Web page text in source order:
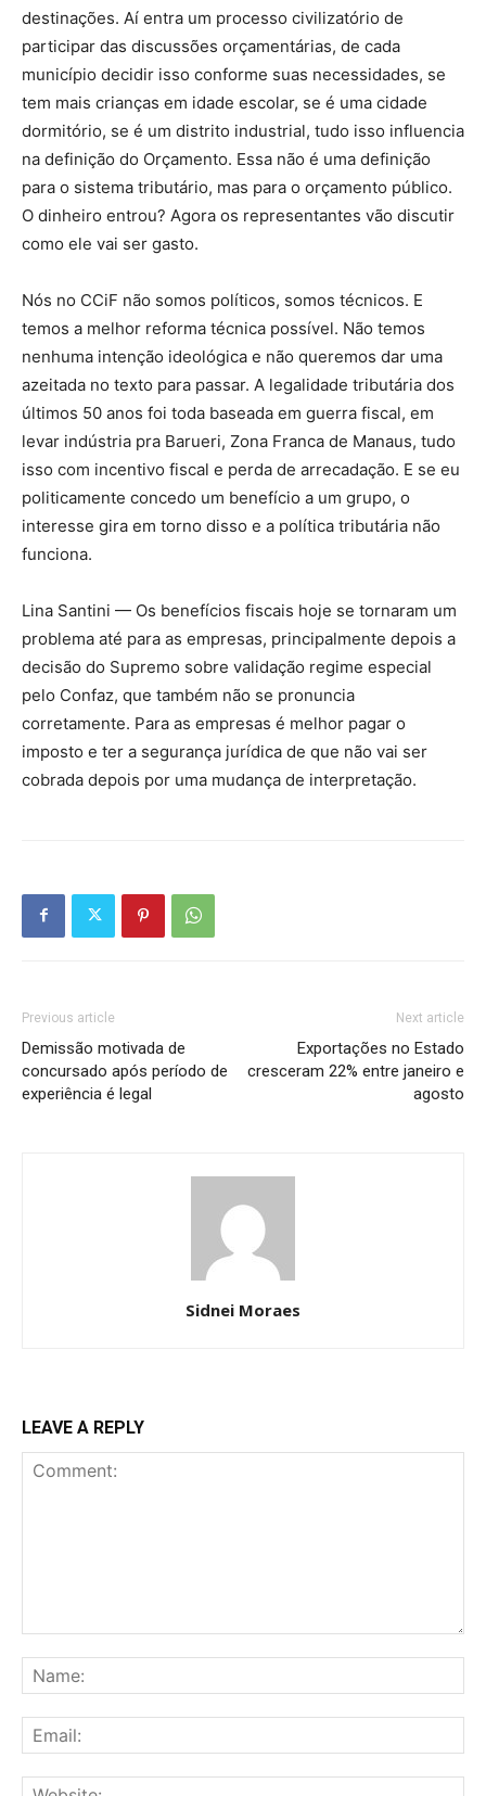
destinações. Aí entra um processo civilizatório de
participar das discussões orçamentárias, de cada
município decidir isso conforme suas necessidades, se
tem mais crianças em idade escolar, se é uma cidade
dormitório, se é um distrito industrial, tudo isso influencia
na definição do Orçamento. Essa não é uma definição
para o sistema tributário, mas para o orçamento público.
O dinheiro entrou? Agora os representantes vão discutir
como ele vai ser gasto.
Nós no CCiF não somos políticos, somos técnicos. E
temos a melhor reforma técnica possível. Não temos
nenhuma intenção ideológica e não queremos dar uma
azeitada no texto para passar. A legalidade tributária dos
últimos 50 anos foi toda baseada em guerra fiscal, em
levar indústria pra Barueri, Zona Franca de Manaus, tudo
isso com incentivo fiscal e perda de arrecadação. E se eu
politicamente concedo um benefício a um grupo, o
interesse gira em torno disso e a política tributária não
funciona.
Lina Santini — Os benefícios fiscais hoje se tornaram um
problema até para as empresas, principalmente depois a
decisão do Supremo sobre validação regime especial
pelo Confaz, que também não se pronuncia
corretamente. Para as empresas é melhor pagar o
imposto e ter a segurança jurídica de que não vai ser
cobrada depois por uma mudança de interpretação.
Previous article
Demissão motivada de
concursado após período de
experiência é legal
Next article
Exportações no Estado
cresceram 22% entre janeiro e
agosto
Sidnei Moraes
LEAVE A REPLY